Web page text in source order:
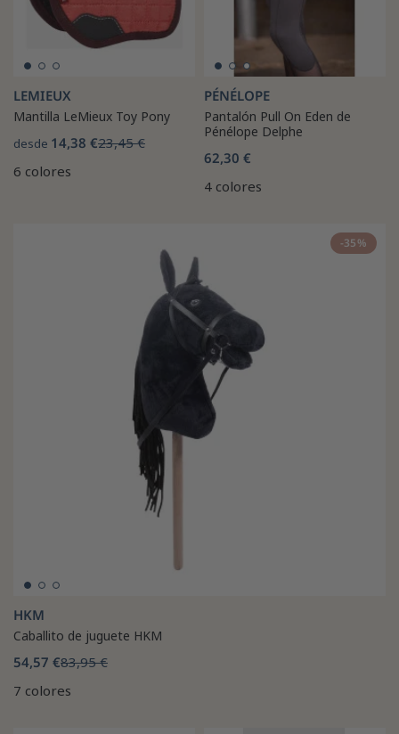
LEMIEUX
Mantilla LeMieux Toy Pony
desde 14,38 €23,45 €
6 colores
PÉNÉLOPE
Pantalón Pull On Eden de
Pénélope Delphe
62,30 €
4 colores
-35%
HKM
Caballito de juguete HKM
54,57 €83,95 €
7 colores